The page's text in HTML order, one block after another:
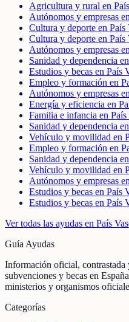
Agricultura y rural en
Autónomos y empresas
Cultura y deporte en País
Cultura y deporte en País
Autónomos y empresas
Sanidad y dependencia
Estudios y becas en País
Empleo y formación en
Autónomos y empresas
Energía y eficiencia en
Familia e infancia en País
Sanidad y dependencia
Vehículo y movilidad en
Empleo y formación en
Sanidad y dependencia
Vehículo y movilidad en
Autónomos y empresas
Estudios y becas en País
Estudios y becas en País
Ver todas las ayudas en País
Guía Ayudas
Información oficial, contrastada
subvenciones y becas en
ministerios y organismos
Categorías